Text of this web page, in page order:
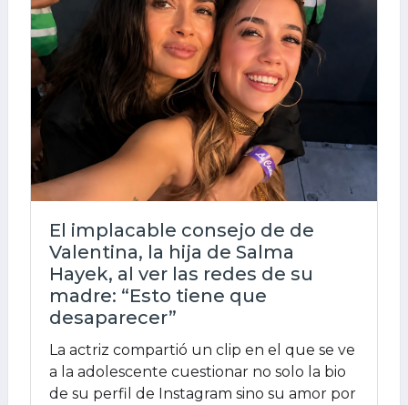
El implacable consejo de de
Valentina, la hija de Salma
Hayek, al ver las redes de su
madre: “Esto tiene que
desaparecer”
La actriz compartió un clip en el que se ve
a la adolescente cuestionar no solo la bio
de su perfil de Instagram sino su amor por